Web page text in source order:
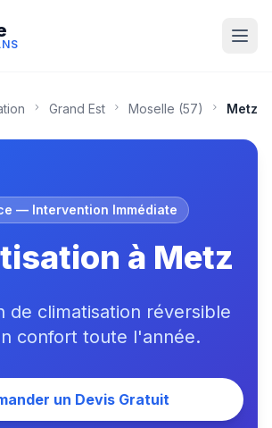
Grand Est Moselle (57) Metz
— Intervention Immédiate
à Metz
de climatisation réversible
confort toute l'année.
un Devis Gratuit